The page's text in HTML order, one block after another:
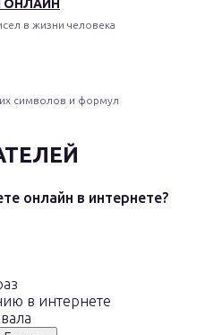
ОНЛАЙН
в жизни человека
символов и формул
онлайн в интернете?
в интернете